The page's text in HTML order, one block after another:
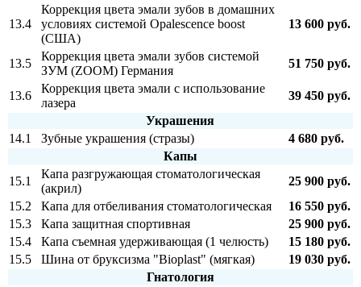
13.4
Коррекция цвета эмали зубов в домашних
условиях системой Opalescence boost
(CША)
13 600 руб.
13.5
Коррекция цвета эмали зубов системой
ЗУМ (ZOOM) Германия
51 750 руб.
13.6
Коррекция цвета эмали с использование
лазера
39 450 руб.
Украшения
14.1
Зубные украшения (стразы)
4 680 руб.
Капы
15.1
Капа разгружающая стоматологическая
(акрил)
25 900 руб.
15.2
Капа для отбеливания стоматологическая
16 550 руб.
15.3
Капа защитная спортивная
25 900 руб.
15.4
Капа съемная удерживающая (1 челюсть)
15 180 руб.
15.5
Шина от бруксизма "Bioplast" (мягкая)
19 030 руб.
Гнатология